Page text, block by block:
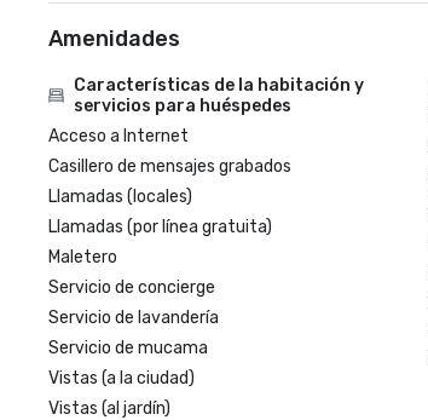
Amenidades
Características de la habitación y
servicios para huéspedes
Acceso a Internet
Casillero de mensajes grabados
Llamadas (locales)
Llamadas (por línea gratuita)
Maletero
Servicio de concierge
Servicio de lavandería
Servicio de mucama
Vistas (a la ciudad)
Vistas (al jardín)